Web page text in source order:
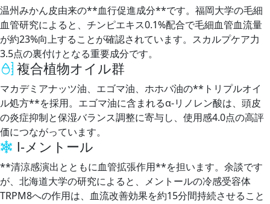
温州みかん皮由来の**血行促進成分**です。福岡大学の毛細
血管研究によると、チンピエキス0.1%配合で毛細血管血流量
が約23%向上することが確認されています。スカルプケア力
3.5点の裏付けとなる重要成分です。
複合植物オイル群
マカデミアナッツ油、エゴマ油、ホホバ油の**トリプルオイ
ル処方**を採用。エゴマ油に含まれるα-リノレン酸は、頭皮
の炎症抑制と保湿バランス調整に寄与し、使用感4.0点の高評
価につながっています。
l-メントール
**清涼感演出とともに血管拡張作用**を担います。余談です
が、北海道大学の研究によると、メントールの冷感受容体
TRPM8への作用は、血流改善効果を約15分間持続させること